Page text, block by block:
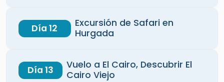
Día 12
Excursión de Safari en
Hurgada
Día 13
Vuelo a El Cairo, Descubrir El
Cairo Viejo